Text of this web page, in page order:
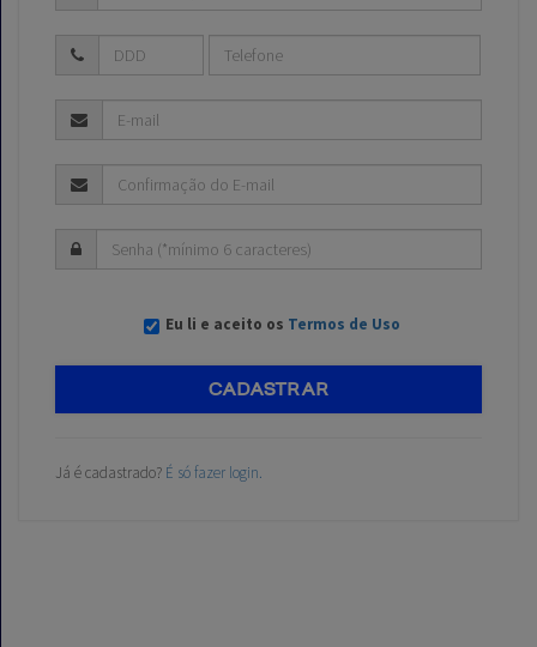
Eu li e aceito os Termos de Uso
CADASTRAR
Já é cadastrado? É só fazer login.